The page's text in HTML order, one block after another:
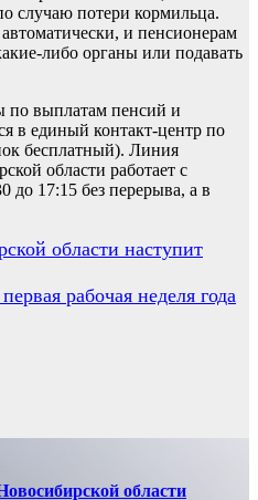
случаю потери кормильца.
и пенсионерам
либо органы или подавать
по выплатам пенсий и
в единый контакт-центр по
бесплатный). Линия
области работает с
до 17:15 без перерыва, а в
области наступит
рабочая неделя года
области